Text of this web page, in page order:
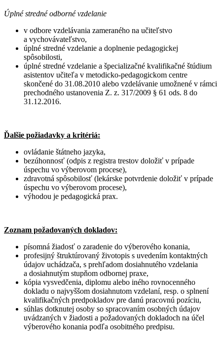
Úplné stredné odborné vzdelanie
v odbore vzdelávania zameraného na učiteľstvo
a vychovávateľstvo,
úplné stredné vzdelanie a doplnenie pedagogickej
spôsobilosti,
úplné stredné vzdelanie a špecializačné kvalifikačné štúdium
asistentov učiteľa v metodicko-pedagogickom centre
skončené do 31.08.2010 alebo vzdelávanie umožnené v rámci
prechodného ustanovenia Z. z. 317/2009 § 61 ods. 8 do
31.12.2016.
Ďalšie požiadavky a kritériá:
ovládanie štátneho jazyka,
bezúhonnosť (odpis z registra trestov doložiť v prípade
úspechu vo výberovom procese),
zdravotná spôsobilosť (lekárske potvrdenie doložiť v prípade
úspechu vo výberovom procese),
výhodou je pedagogická prax.
Zoznam požadovaných dokladov:
písomná žiadosť o zaradenie do výberového konania,
profesijný štruktúrovaný životopis s uvedením kontaktných
údajov uchádzača, s prehľadom dosiahnutého vzdelania
a dosiahnutým stupňom odbornej praxe,
kópia vysvedčenia, diplomu alebo iného rovnocenného
dokladu o najvyššom dosiahnutom vzdelaní, resp. o splnení
kvalifikačných predpokladov pre danú pracovnú pozíciu,
súhlas dotknutej osoby so spracovaním osobných údajov
uvádzaných v žiadosti a požadovaných dokladoch na účel
výberového konania podľa osobitného predpisu.